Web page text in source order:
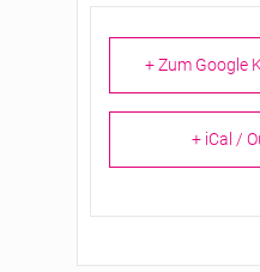
+ Zum Google
+ iCal /